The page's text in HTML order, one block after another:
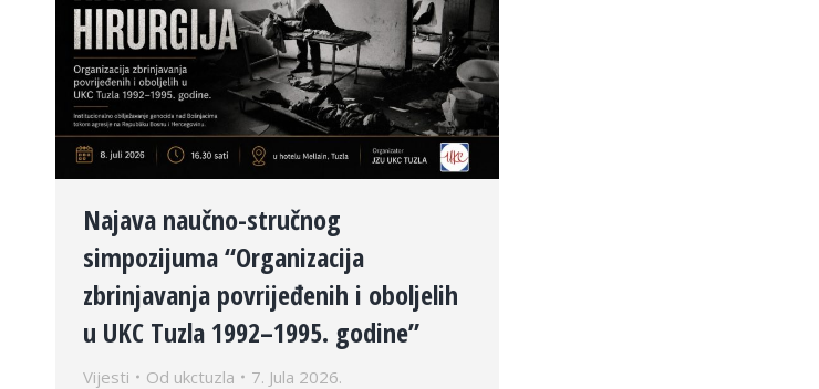
Najava naučno-stručnog
simpozijuma “Organizacija
zbrinjavanja povrijeđenih i oboljelih
u UKC Tuzla 1992–1995. godine”
Vijesti Od ukctuzla 7. Jula 2026.